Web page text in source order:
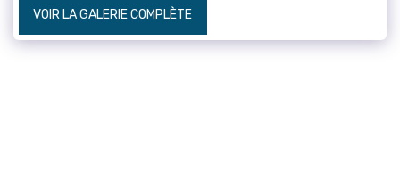
VOIR LA GALERIE COMPLÈTE